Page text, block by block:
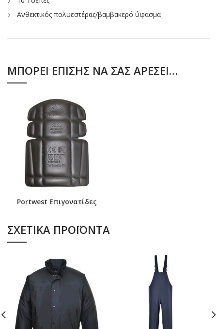
Ανθεκτικός πολυεστέρας/βαμβακερό ύφασμα
ΜΠΟΡΕΊ ΕΠΊΣΗΣ ΝΑ ΣΑΣ ΑΡΈΣΕΙ…
Portwest Επιγονατίδες
ΣΧΕΤΙΚΆ ΠΡΟΪΌΝΤΑ